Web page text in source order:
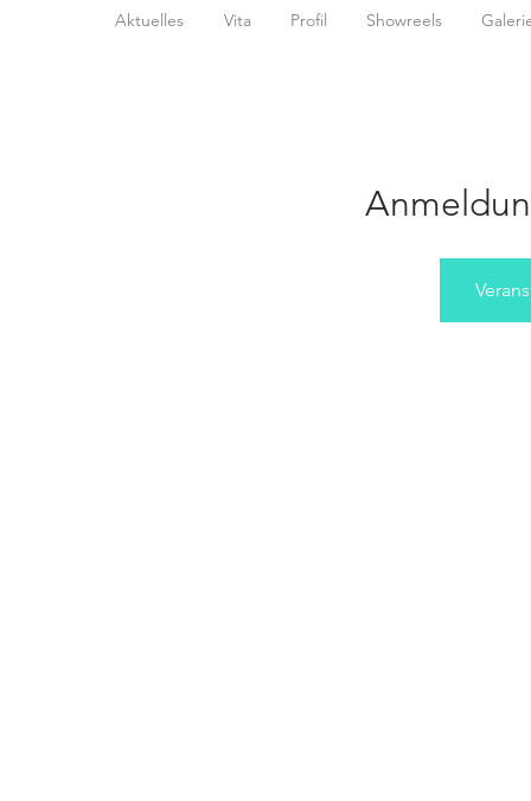
Aktuelles Vita Profil Showreels